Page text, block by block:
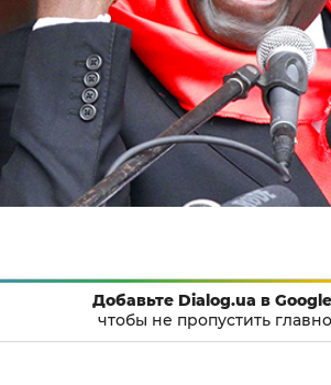
Добавьте Dialog.ua в
чтобы не пропустить